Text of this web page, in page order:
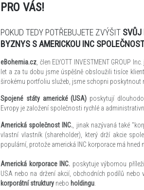
PRO VÁS!
POKUD TEDY POTŘEBUJETE ZVÝŠIT SVŮJ
BYZNYS S AMERICKOU INC
eBohemia.cz , člen ELYOTT INVESTMENT GROUP
let a za tu dobu jsme úspěšně obsloužili tisíce
širokému portfoliu služeb, jsme schopni poskytnout
Spojené státy americké (USA) poskytují
Evropy je založení společnosti rychlé a
Americká společnost INC. , jinak nazývaná také
vlastní vlastník (shareholder), který drží akcie
populární, protože americká INC korporace má hned
Americká korporace INC. poskytuje výbornou
USA nebo na držení akcií, obchodních podílů
korporátní struktury nebo holdingu